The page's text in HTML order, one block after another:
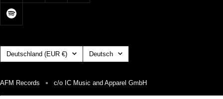
Land/Region Deutschland (EUR €) Sprache
Deutsch
AFM Records c/o IC Music and Apparel GmbH